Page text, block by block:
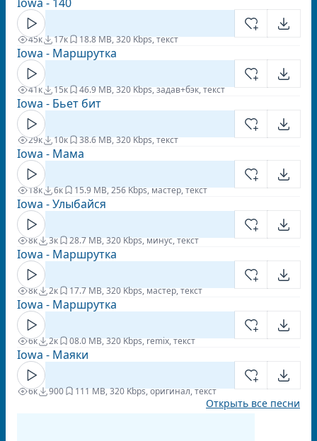
45к 17к 18.8 MB, 320 Kbps, текст
Iowa - Маршрутка
41к 15к 46.9 MB, 320 Kbps, задав+бэк, текст
Iowa - Бьет бит
29к 10к 38.6 MB, 320 Kbps, текст
Iowa - Мама
18к 6к 15.9 MB, 256 Kbps, мастер, текст
Iowa - Улыбайся
8к 3к 28.7 MB, 320 Kbps, минус, текст
Iowa - Маршрутка
8к 2к 17.7 MB, 320 Kbps, мастер, текст
Iowa - Маршрутка
6к 2к 08.0 MB, 320 Kbps, remix, текст
Iowa - Маяки
6к 900 111 MB, 320 Kbps, оригинал, текст
Открыть все песни